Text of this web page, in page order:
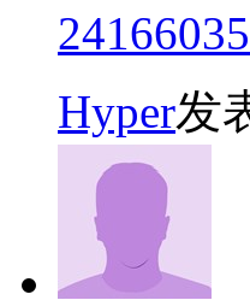
Hyper发